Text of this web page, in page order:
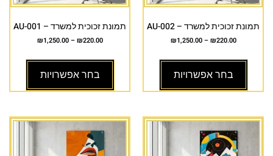
תמונת זכוכית למשרד – AU-002
₪220.00
–
₪1,250.00
בחר אפשרויות
תמונת זכוכית למשרד – AU-001
₪220.00
–
₪1,250.00
בחר אפשרויות